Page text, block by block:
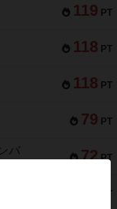
119 PT
118 PT
118 PT
79 PT
72 PT
バ
PT